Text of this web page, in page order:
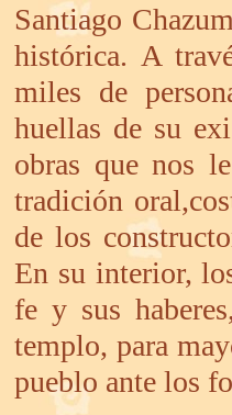
Santiago
histórica. A
miles de
huellas de su
obras que nos
tradición
de los
En su interior,
fe y sus
templo, para
pueblo ante los